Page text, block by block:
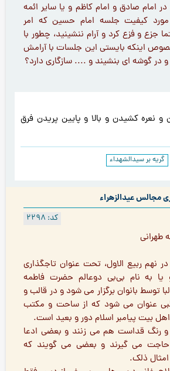
امام صادق و امام کاظم و یا سایر ائمه
مورد کیفیت جلسه امام حسین که امر
جزع و فزع کرد و آرام ننشینید، چطور با
اینکه بایستی این جلسات با آرامش
و در گوشه ای بنشیند و .... سازگاری دارد؟
و نعره کشیدن و بالا و پایین پریدن فرق
گریه بر سیدالشهداء
مجالس عیدالزهراء
کد: 2298
طهرانی
نهم ربيع الاول، تحت عنوان تاجگذاري
يا به نام بي‌بي دوعالم حضرت فاطمه
توسط بانوان برگزار مي شود و در قالب و
عنوان مي شود که از ساحت و مکتب
بيت پيامبر اسلام دور و بعيد است.
و رنگ قداست هم مي زنند و بعضي ادعا
حاجت مي گيرند و بعضي مي گويند که
ذلک.